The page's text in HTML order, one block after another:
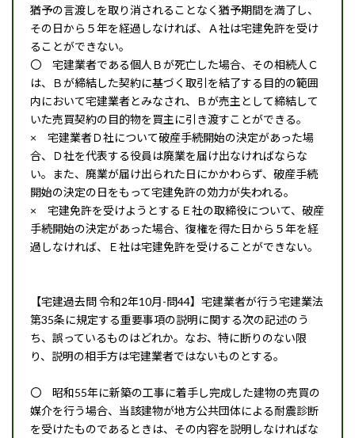
猶予の言渡しを取り消されることなく猶予期間を満了し、
その日から５年を経過しなければ、Ａ社は宅建免許を受け
ることができない。
〇 宅建業者である個人Ｂが死亡した場合、その相続人Ｃ
は、Ｂが締結した契約に基づく取引を結了する目的の範囲
内において宅建業者とみなされ、Ｂが売主として締結して
いた売買契約の目的物を買主に引き渡すことができる。
× 宅建業者Ｄ社について破産手続開始の決定があった場
合、Ｄ社を代表する役員は廃業を届け出なければならな
い。また、廃業が届け出られた日にかかわらず、破産手続
開始の決定の日をもって宅建免許の効力が失われる。
× 宅建免許を受けようとするＥ社の取締役について、破産
手続開始の決定があった場合、復権を得た日から５年を経
過しなければ、Ｅ社は宅建免許を受けることができない。
【宅建過去問 令和2年10月-問44】宅建業者が行う宅建業法
第35条に規定する重要事項の説明に関する次の記述のう
ち、誤っているものはどれか。なお、特に断りのない限
り、説明の相手方は宅建業者ではないものとする。
〇 昭和55年に新築の工事に着手し完成した建物の売買の
媒介を行う場合、当該建物が地方公共団体による耐震診断
を受けたものであるときは、その内容を説明しなければな